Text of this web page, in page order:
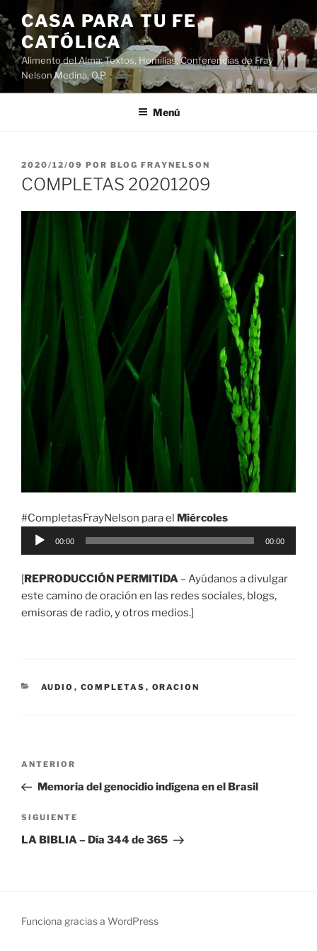
Saltar
al
contenido
CASA PARA TU FE
CATÓLICA
Alimento del Alma: Textos, Homilias, Conferencias de Fray
Nelson Medina, O.P.
Menú
PUBLICADO
EL
2020/12/09 POR BLOG FRAYNELSON
COMPLETAS 20201209
#CompletasFrayNelson para el Miércoles
Reproductor
00:00 00:00
[ REPRODUCCIÓN PERMITIDA – Ayúdanos a divulgar
este camino de oración en las redes sociales, blogs,
emisoras de radio, y otros medios.]
CATEGORÍAS
AUDIO , COMPLETAS , ORACION
Navegación
entradas
Entrada
anterior:
ANTERIOR
Memoria del genocidio indígena en el Brasil
Siguiente
entrada
SIGUIENTE
LA BIBLIA – Día 344 de 365
Funciona gracias a WordPress